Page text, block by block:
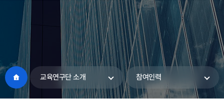
교육연구단 소개 참여인력